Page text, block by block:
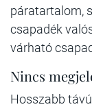
páratartalom,
csapadék
várható
Nincs
Hosszabb